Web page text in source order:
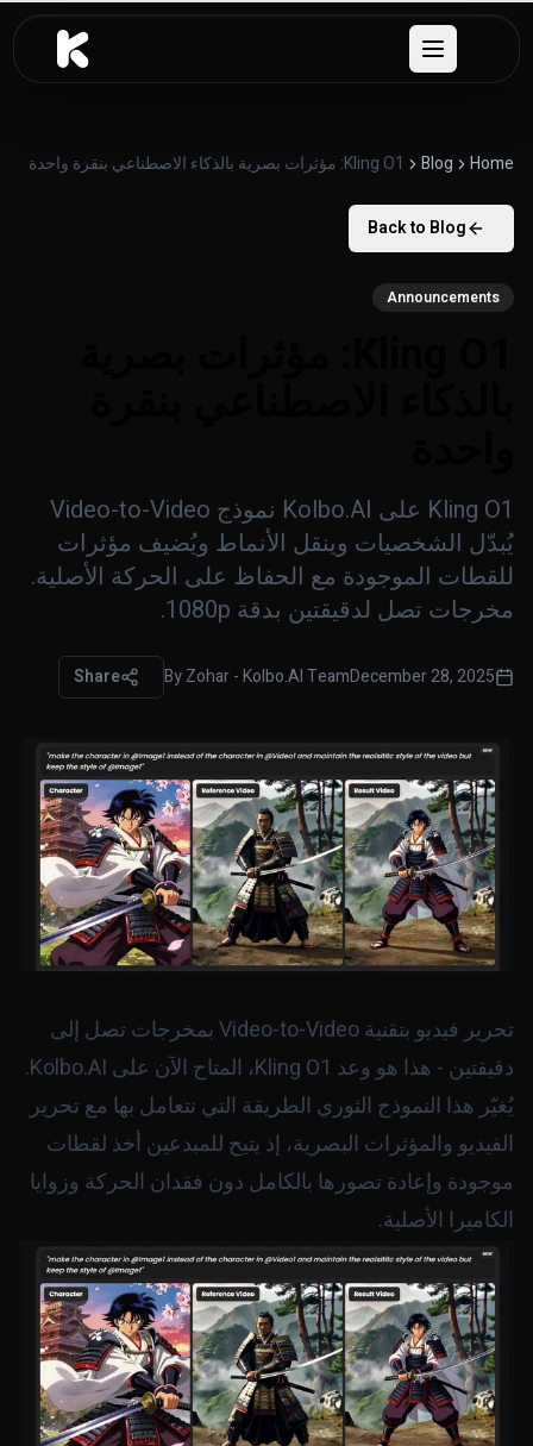
تخطَّ إلى المحتوى
Open menu
Home
Blog Kling O1: مؤثرات بصرية بالذكاء الاصطناعي بنقرة واحدة
Back to Blog
Announcements
Kling O1 على Kolbo.AI نموذج Video-to-Video
يُبدّل الشخصيات وينقل الأنماط ويُضيف مؤثرات
للقطات الموجودة مع الحفاظ على الحركة الأصلية.
مخرجات تصل لدقيقتين بدقة 1080p.
December 28, 2025
ByZohar - Kolbo.AI Team
Share
تحرير فيديو بتقنية Video-to-Video بمخرجات تصل إلى
دقيقتين - هذا هو وعد Kling O1، المتاح الآن على Kolbo.AI.
يُغيّر هذا النموذج الثوري الطريقة التي نتعامل بها مع تحرير
الفيديو والمؤثرات البصرية، إذ يتيح للمبدعين أخذ لقطات
موجودة وإعادة تصورها بالكامل دون فقدان الحركة وزوايا
الكاميرا الأصلية.